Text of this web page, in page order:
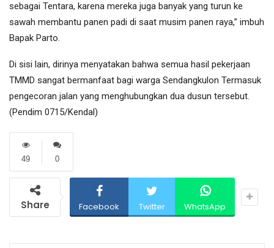
sebagai Tentara, karena mereka juga banyak yang turun ke
sawah membantu panen padi di saat musim panen raya,” imbuh
Bapak Parto.
Di sisi lain, dirinya menyatakan bahwa semua hasil pekerjaan
TMMD sangat bermanfaat bagi warga Sendangkulon Termasuk
pengecoran jalan yang menghubungkan dua dusun tersebut.
(Pendim 0715/Kendal)
0
49
Share Facebook Twitter WhatsApp